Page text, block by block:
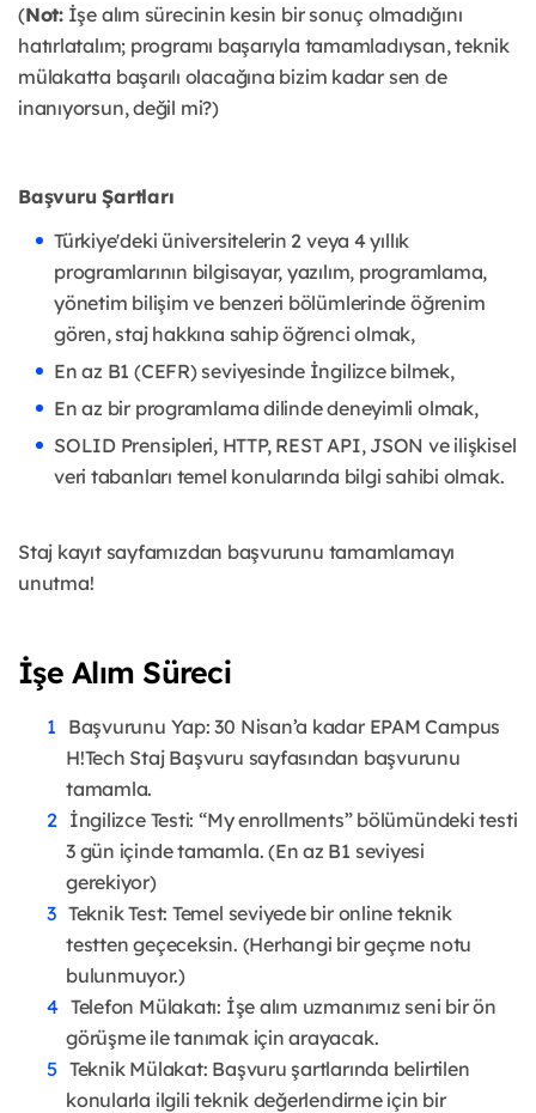
(Not:İşe alım sürecinin kesin bir sonuç olmadığını
hatırlatalım; programı başarıyla tamamladıysan, teknik
mülakatta başarılı olacağına bizim kadar sen de
inanıyorsun, değil mi?)
Başvuru Şartları
Türkiye'deki üniversitelerin 2 veya 4 yıllık
programlarının bilgisayar, yazılım, programlama,
yönetim bilişim ve benzeri bölümlerinde öğrenim
gören, staj hakkına sahip öğrenci olmak,
En az B1 (CEFR) seviyesinde İngilizce bilmek,
En az bir programlama dilinde deneyimli olmak,
SOLID Prensipleri, HTTP, REST API, JSON ve ilişkisel
veri tabanları temel konularında bilgi sahibi olmak.
Staj kayıt sayfamızdan başvurunu tamamlamayı
unutma!
İşe Alım Süreci
Başvurunu Yap: 30 Nisan’a kadar EPAM Campus
H!Tech Staj Başvuru sayfasından başvurunu
tamamla.
İngilizce Testi: “My enrollments” bölümündeki testi
3 gün içinde tamamla. (En az B1 seviyesi
gerekiyor)
Teknik Test: Temel seviyede bir online teknik
testten geçeceksin. (Herhangi bir geçme notu
bulunmuyor.)
Telefon Mülakatı: İşe alım uzmanımız seni bir ön
görüşme ile tanımak için arayacak.
Teknik Mülakat: Başvuru şartlarında belirtilen
konularla ilgili teknik değerlendirme için bir